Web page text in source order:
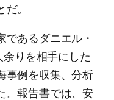
。
あるダニエル・
りを相手にした
事例を収集、分析
。報告書では、安